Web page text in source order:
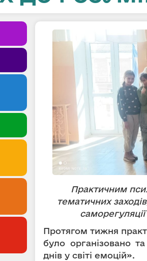
Практичним
тематичних
Протягом тижня
було організовано
днів у світі емоцій».